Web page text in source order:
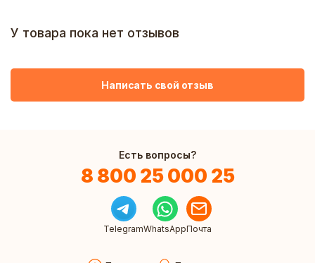
У товара пока нет отзывов
Написать свой отзыв
Есть вопросы?
8 800 25 000 25
TelegramWhatsAppПочта